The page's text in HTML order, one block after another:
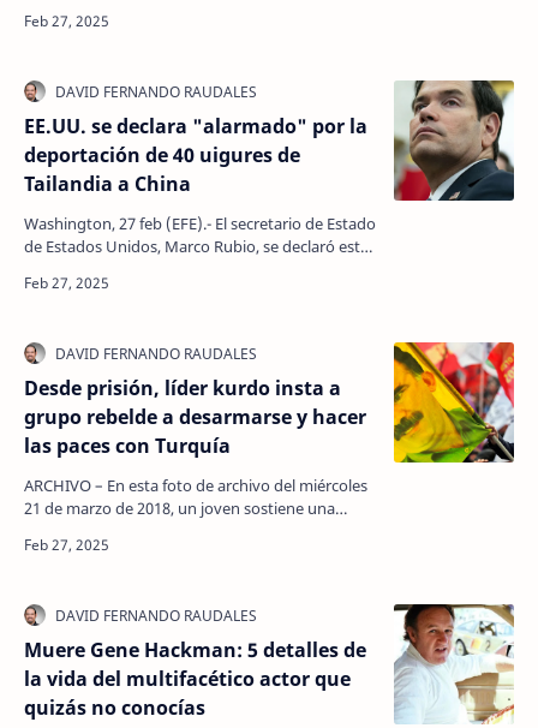
encue…
EE.UU. se declara "alarmado" por la
deportación de 40 uigures de
Tailandia a China
Washington, 27 feb (EFE).- El secretario de Estado
de Estados Unidos, Marco Rubio, se declaró este
Desde prisión, líder kurdo insta a
grupo rebelde a desarmarse y hacer
las paces con Turquía
ARCHIVO – En esta foto de archivo del miércoles
21 de marzo de 2018, un joven sostiene una
encarcel…
Muere Gene Hackman: 5 detalles de
la vida del multifacético actor que
quizás no conocías